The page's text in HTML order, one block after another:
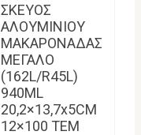
ΣΚΕΥΟΣ
ΑΛΟΥΜΙΝΙΟΥ
ΜΑΚΑΡΟΝΑΔΑΣ
ΜΕΓΑΛΟ
(162L/R45L)
940ML
20,2×13,7x5CM
12×100 TEM